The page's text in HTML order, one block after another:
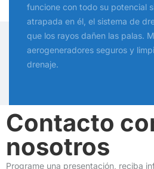
funcione con todo su potencial
atrapada en él, el sistema de
que los rayos dañen las palas.
aerogeneradores seguros y
drenaje.
Contacto
nosotros
Programe una presentación, reciba